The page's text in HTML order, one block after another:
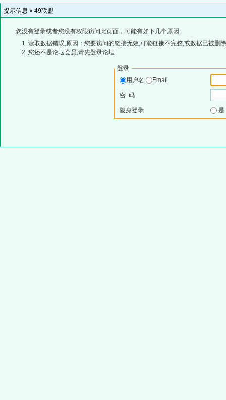
提示信息 » 49联盟
您没有登录或者您没有权限访问此页面，可能有如下几个原因:
读取数据错误,原因：您要访问的链接无效,可能链接不完整,或数据已被删
您还不是论坛会员,请先登录论坛
登录
用户名
Email
密 码
隐身登录